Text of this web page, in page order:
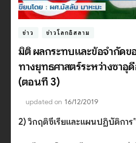
ข่าว ข่าวโลกอิสลาม
มิติ ผลกระทบและข้อจำกัดข
ทางยุทธศาสตร์ระหว่างซาอุ
(ตอนที่ 3)
updated on 16/12/2019
2) วิกฤติซีเรียและแผนปฏิบัติการ